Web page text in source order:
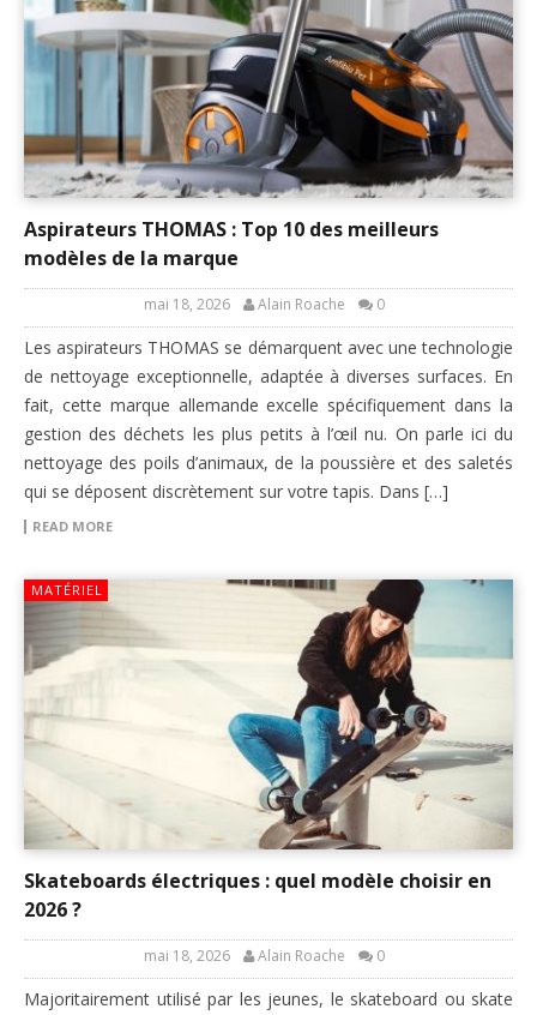
Aspirateurs THOMAS : Top 10 des meilleurs
modèles de la marque
mai 18, 2026 Alain Roache 0
Les aspirateurs THOMAS se démarquent avec une technologie
de nettoyage exceptionnelle, adaptée à diverses surfaces. En
fait, cette marque allemande excelle spécifiquement dans la
gestion des déchets les plus petits à l’œil nu. On parle ici du
nettoyage des poils d’animaux, de la poussière et des saletés
qui se déposent discrètement sur votre tapis. Dans […]
READ MORE
MATÉRIEL
Skateboards électriques : quel modèle choisir en
2026 ?
mai 18, 2026 Alain Roache 0
Majoritairement utilisé par les jeunes, le skateboard ou skate